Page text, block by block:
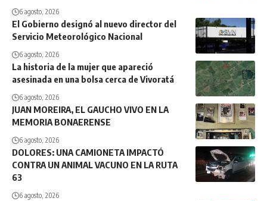
6 agosto, 2026
El Gobierno designó al nuevo director del
Servicio Meteorológico Nacional
6 agosto, 2026
La historia de la mujer que apareció
asesinada en una bolsa cerca de Vivoratá
6 agosto, 2026
JUAN MOREIRA, EL GAUCHO VIVO EN LA
MEMORIA BONAERENSE
6 agosto, 2026
DOLORES: UNA CAMIONETA IMPACTÓ
CONTRA UN ANIMAL VACUNO EN LA RUTA
63
6 agosto, 2026